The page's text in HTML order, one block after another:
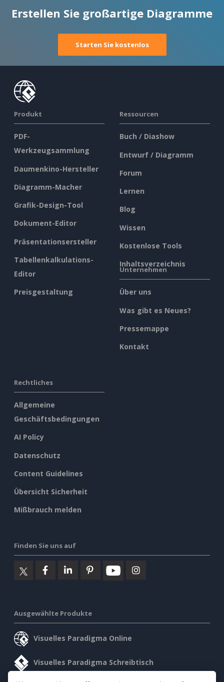
Erstellen Sie großartige Diagramme
Starten Sie kostenlos
Produkt
PDF-
Werkzeugsammlung
Daumenkino-Hersteller
Diagramm-Macher
Grafik-Design-Tool
Dokument-Editor
Präsentationsersteller
Tabellenkalkulations-
Editor
Preisgestaltung
Ressourcen
Buch / Diashow
Entwurf / Diagramm
Forum
Lernen
Blog
Wissen
Kostenlose Tools
Inhaltsverzeichnis
Unternehmen
Über uns
Was gibt es Neues?
Pressemappe
Kontakt
Rechtliches
Allgemeine
Geschäftsbedingungen
AI Policy
Datenschutz
Content Guidelines
Übersicht Sicherheit
Mißbrauch melden
Finden Sie uns auf
Ausgewählte Produkte
Visuelles Paradigma Online
Visuelles Paradigma Schreibtisch